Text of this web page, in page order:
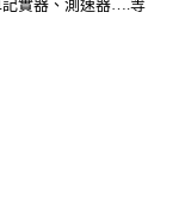
記實器、測速器….等